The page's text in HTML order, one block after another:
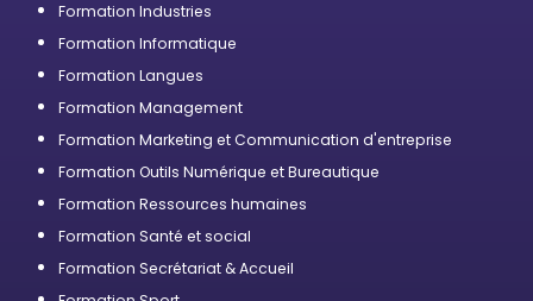
Formation Industries
Formation Informatique
Formation Langues
Formation Management
Formation Marketing et Communication d'entreprise
Formation Outils Numérique et Bureautique
Formation Ressources humaines
Formation Santé et social
Formation Secrétariat & Accueil